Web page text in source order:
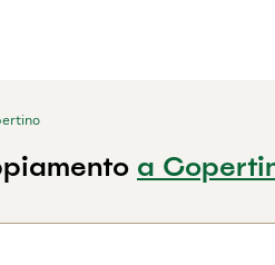
a